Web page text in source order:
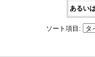
あるい
ソート項目: